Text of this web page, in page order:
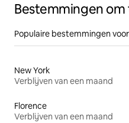
Bestemmingen
Populaire bestemmingen
New York
Verblijven van een maand
Florence
Verblijven van een maand